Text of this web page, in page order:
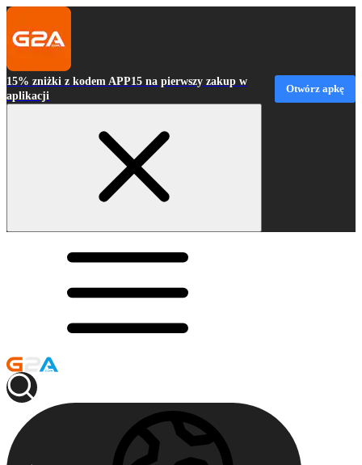
15% zniżki z kodem APP15 na pierwszy zakup w
aplikacji
Otwórz apkę